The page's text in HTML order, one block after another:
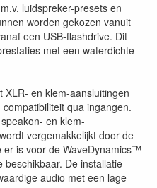
luidspreker-presets en
worden gekozen vanuit
een USB-flashdrive. Dit
met een waterdichte
en klem-aansluitingen
qua ingangen.
en klem-
vergemakkelijkt door de
er is voor de WaveDynamics™
De installatie
audio met een lage